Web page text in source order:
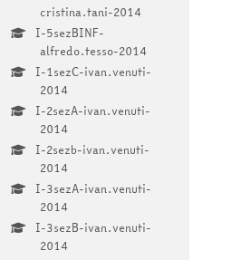
cristina.tani-2014
I-5sezBINF-
alfredo.tesso-2014
I-1sezC-ivan.venuti-
2014
I-2sezA-ivan.venuti-
2014
I-2sezb-ivan.venuti-
2014
I-3sezA-ivan.venuti-
2014
I-3sezB-ivan.venuti-
2014